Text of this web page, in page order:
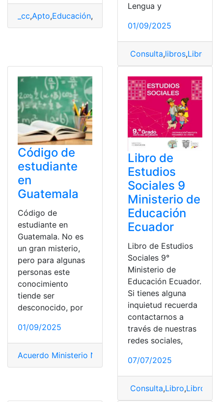
_cc,Apto,Educación,
Lengua y
01/09/2025
Consulta,libros,Libros
Código de
estudiante
en
Guatemala
Código de
estudiante en
Guatemala. No es
un gran misterio,
pero para algunas
personas este
conocimiento
tiende ser
desconocido, por
01/09/2025
Acuerdo Ministerio Nro. 005 Guatemala, Libros del
Libro de
Estudios
Sociales 9
Ministerio de
Educación
Ecuador
Libro de Estudios
Sociales 9°
Ministerio de
Educación Ecuador.
Si tienes alguna
inquietud recuerda
contactarnos a
través de nuestras
redes sociales,
07/07/2025
Consulta,Libro,Libro de